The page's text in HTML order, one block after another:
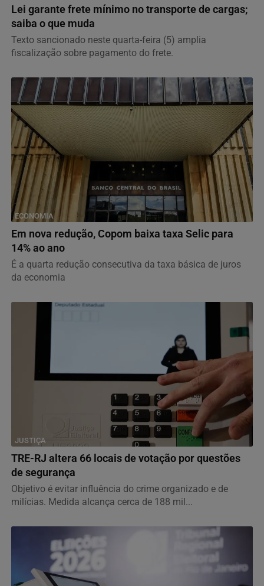
Lei garante frete mínimo no transporte de cargas;
saiba o que muda
Texto sancionado neste quarta-feira (5) amplia
fiscalização sobre pagamento do frete.
ECONOMIA
Em nova redução, Copom baixa taxa Selic para
14% ao ano
É a quarta redução consecutiva da taxa básica de juros
da economia
JUSTIÇA
TRE-RJ altera 66 locais de votação por questões
de segurança
Objetivo é evitar influência do crime organizado e de
milícias. Medida alcança cerca de 188 mil...